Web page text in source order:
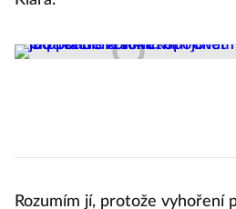
Rozumím jí, protože vyhoření